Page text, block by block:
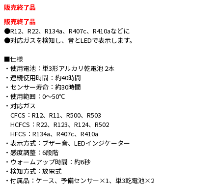
工具関連
EV充電設備工事関連
感染症関連
e431オリジナル
暑さ対策
販売終了品
販売終了品
販売終了品
●R12、R22、R134a、R407c、R410aなどに
●対応ガスを検知し、音とLEDで表示します。
■仕様
・使用電池：単3形アルカリ乾電池 2本
・連続使用時間：約40時間
・センサー寿命：約30時間
・使用範囲：0～50℃
・対応ガス
CFCS：R12、R11、R500、R503
HCFCS：R22、R123、R124、R502
HFCS：R134a、R407c、R410a
・表示方式：ブザー音、LEDインジケーター
・感度調整：6段階
・ウォームアップ時間：約6秒
・検知方式：放電式
・付属品：ケース、予備センサー×1、単3乾電池×2